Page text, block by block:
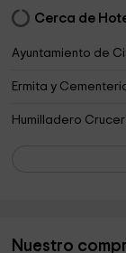
Cerca de
Ayuntamiento de
Ermita y
Humilladero
Nuestro